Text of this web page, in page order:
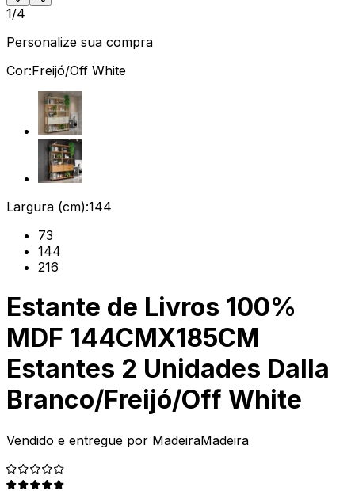
1/4
Personalize sua compra
Cor:Freijó/Off White
Largura (cm):144
73
144
216
Estante de Livros 100%
MDF 144CMX185CM
Estantes 2 Unidades Dalla
Branco/Freijó/Off White
Vendido e entregue por MadeiraMadeira